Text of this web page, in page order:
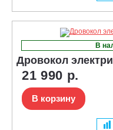
В
Дровокол
21 990 р.
В корзину